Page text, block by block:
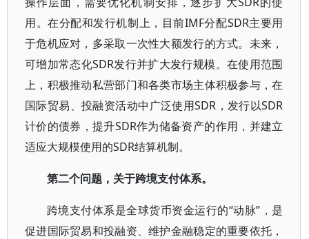
用。在分配和发行机制上，目前IMF分配SDR主要用
于危机应对，多采取一次性大额发行的方式。未来，
可增加常态化SDR发行并扩大发行规模。在使用范围
上，积极推动私营部门和各类市场主体积极参与，在
国际贸易、投融资活动中广泛使用SDR，发行以SDR
计价的债券，提升SDR作为储备资产的作用，并建立
适应大规模使用的SDR结算机制。
第二个问题，关于跨境支付体系。
跨境支付体系是全球货币资金运行的“动脉”，是
促进国际贸易和投融资、维护金融稳定的重要依托，